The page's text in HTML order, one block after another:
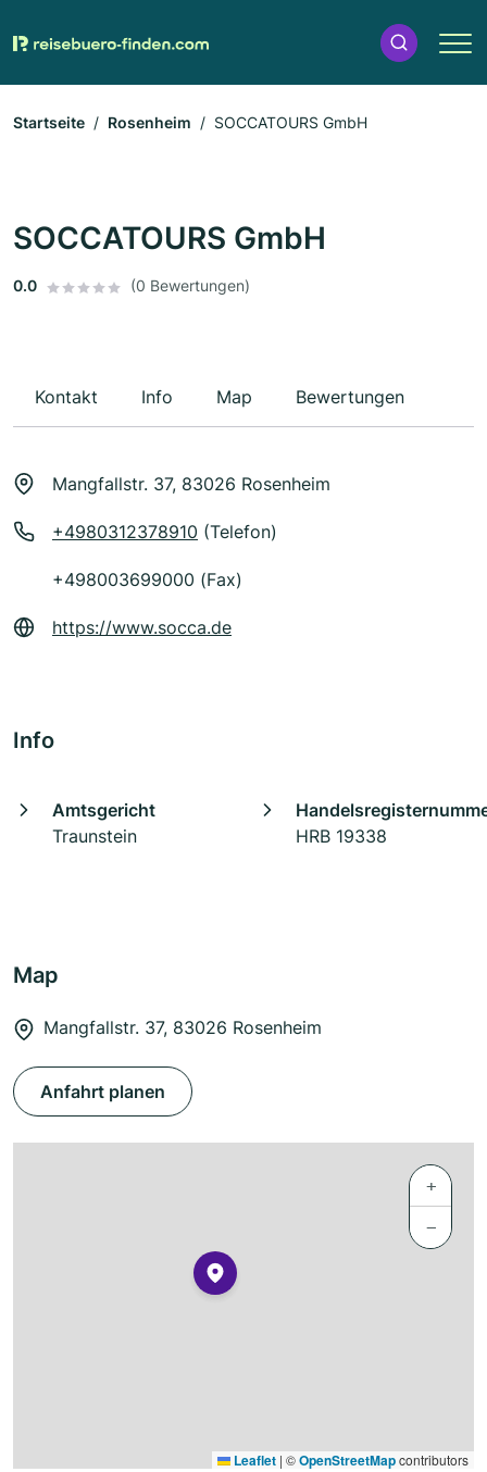
Startseite Rosenheim SOCCATOURS GmbH
SOCCATOURS GmbH
0.0 (0 Bewertungen)
Kontakt Info Map Bewertungen
Mangfallstr. 37, 83026 Rosenheim
+4980312378910 (Telefon)
+498003699000 (Fax)
https://www.socca.de
Info
Amtsgericht
Traunstein
HRB 19338
Map
Mangfallstr. 37, 83026 Rosenheim
Anfahrt planen
+
−
Leaflet | ©OpenStreetMapcontributors